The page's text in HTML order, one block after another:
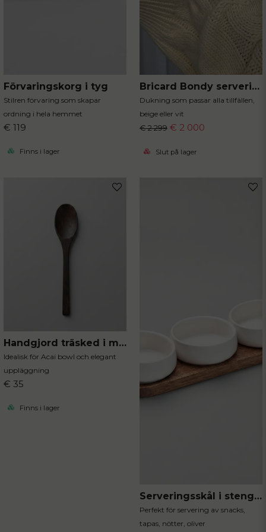
Förvaringskorg i tyg
Stilren förvaring som skapar
ordning i hela hemmet
€ 119
Finns i lager
Bricard Bondy serveringsset 25-delar
Dukning som passar alla tillfällen,
beige eller vit
€ 2 299 € 2 000
Slut på lager
Handgjord träsked i mörkt trä
Idealisk för Acai bowl och elegant
uppläggning
€ 35
Finns i lager
Serveringsskål i stengods 4-delar
Perfekt för servering av snacks,
tapas, nötter, oliver